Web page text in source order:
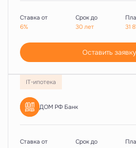
Ставка от
6%
Срок до
30 лет
31
Оставить заявку
IT-ипотека
ДОМ РФ Банк
Ставка от
Срок до